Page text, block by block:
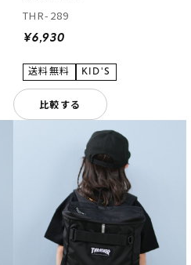
THR-289
¥6,930
比較する